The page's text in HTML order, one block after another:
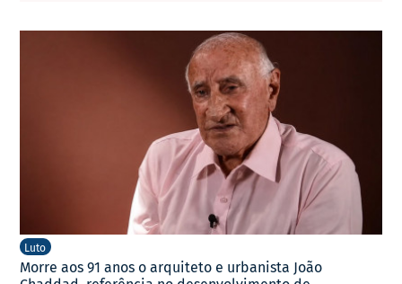
Luto
Morre aos 91 anos o arquiteto e urbanista João